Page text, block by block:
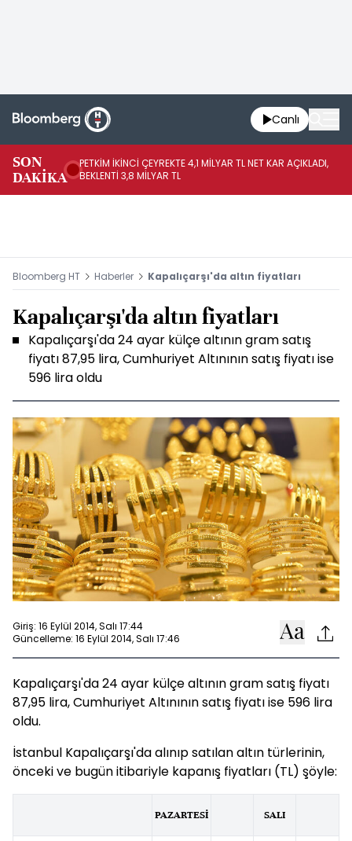
Canlı
SON
DAKİKA
PETKİM İKİNCİ ÇEYREKTE 4,1 MİLYAR TL NET KAR AÇIKLADI,
BEKLENTİ 3,8 MİLYAR TL
Bloomberg HT Haberler Kapalıçarşı'da altın fiyatları
Kapalıçarşı'da altın fiyatları
Kapalıçarşı'da 24 ayar külçe altının gram satış
fiyatı 87,95 lira, Cumhuriyet Altınının satış fiyatı ise
596 lira oldu
Giriş: 16 Eylül 2014, Salı 17:44
Güncelleme: 16 Eylül 2014, Salı 17:46
Kapalıçarşı'da 24 ayar külçe altının gram satış fiyatı
87,95 lira, Cumhuriyet Altınının satış fiyatı ise 596 lira
oldu.
İstanbul Kapalıçarşı'da alınıp satılan altın türlerinin,
önceki ve bugün itibariyle kapanış fiyatları (TL) şöyle:
PAZARTESİ SALI